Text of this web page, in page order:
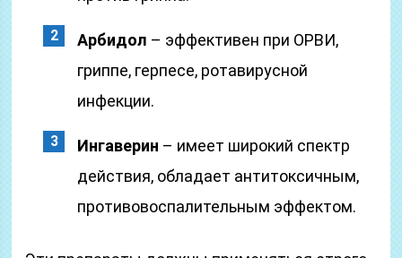
Арбидол – эффективен при ОРВИ,
гриппе, герпесе, ротавирусной
инфекции.
Ингаверин – имеет широкий спектр
действия, обладает антитоксичным,
противовоспалительным эффектом.